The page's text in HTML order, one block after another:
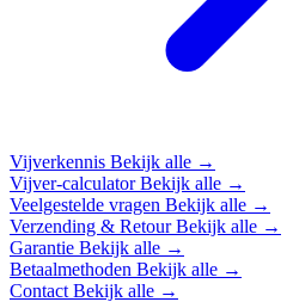
Vijverkennis Bekijk alle →
Vijver-calculatorBekijk alle →
Veelgestelde vragen Bekijk alle →
Verzending & RetourBekijk alle →
Garantie Bekijk alle →
Betaalmethoden Bekijk alle →
Contact Bekijk alle →